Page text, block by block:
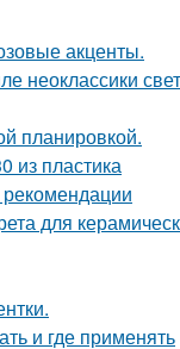
акценты.
неоклассики
планировкой.
из пластика
для
и где применять